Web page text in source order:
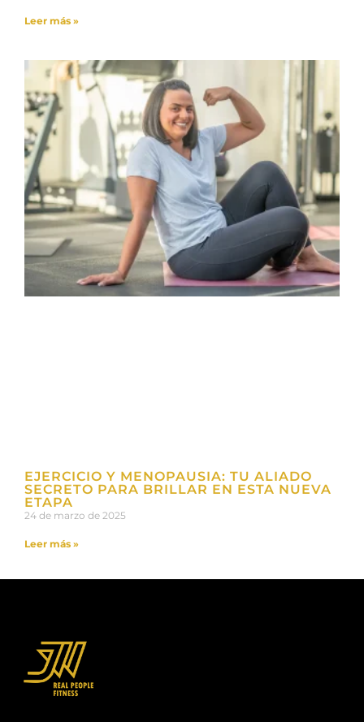
Leer más »
EJERCICIO Y MENOPAUSIA: TU ALIADO
SECRETO PARA BRILLAR EN ESTA NUEVA
ETAPA
24 de marzo de 2025
Leer más »